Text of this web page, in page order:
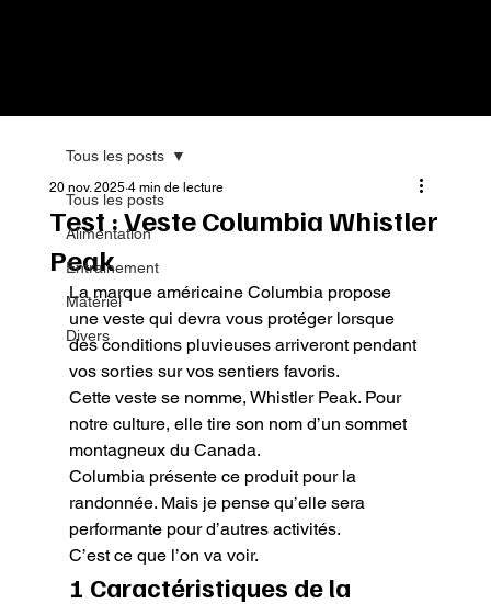
Tous les posts
Alimentation
Entrainement
Matériel
Divers
Tous les posts
Test : Veste Columbia Whistler
Peak
20 nov. 2025 4 min de lecture
La marque américaine Columbia propose
une veste qui devra vous protéger lorsque
des conditions pluvieuses arriveront pendant
vos sorties sur vos sentiers favoris.
Cette veste se nomme, Whistler Peak. Pour
notre culture, elle tire son nom d’un sommet
montagneux du Canada.
Columbia présente ce produit pour la
randonnée. Mais je pense qu’elle sera
performante pour d’autres activités.
C’est ce que l’on va voir.
1 Caractéristiques de la